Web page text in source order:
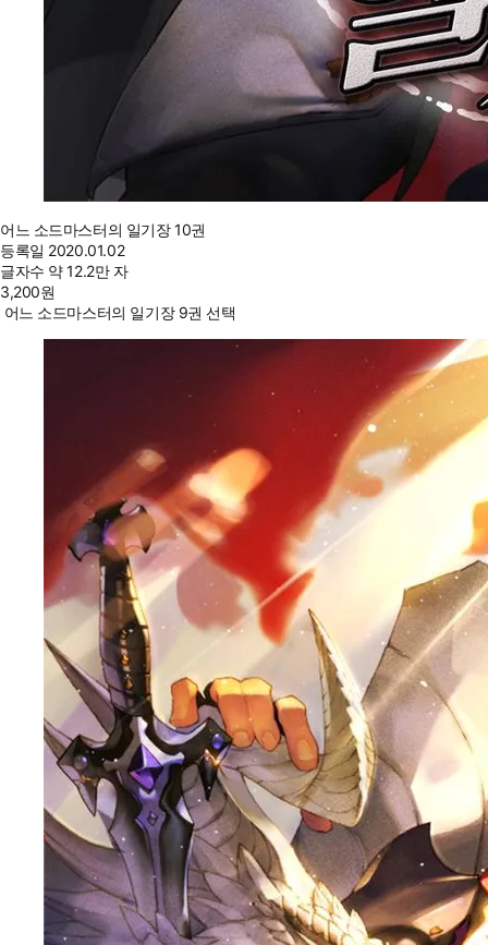
어느 소드마스터의 일기장 10권
등록일 2020.01.02
글자수 약 12.2만 자
3,200원
어느 소드마스터의 일기장 9권 선택